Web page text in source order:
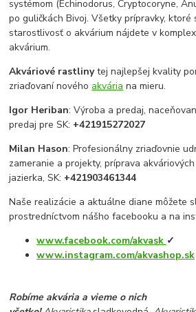
systémom (Echinodorus, Cryptocoryne,
po guličkách Bivoj. Všetky prípravky, ktoré
starostlivosť o akvárium nájdete v
akvárium.
Akváriové rastlinytej najlepšej kvality
zriaďovaní nového akvária na mieru.
Igor Heriban: Výroba a predaj,
predaj pre SK: +421915272027
Milan Hason: Profesionálny zriaďovnie
zameranie a projekty, príprava
jazierka, SK: +421903461344
Naše realizácie a aktuálne diane môžete
prostredníctvom nášho facebooku a na
www.facebook.com/akvask ✓
www.instagram.com/akvashop.sk
Robíme akvária a vieme o nich